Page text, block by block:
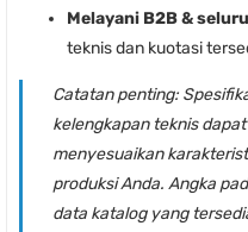
Melayani B2B &
teknis dan kuotasi
Catatan penting:
kelengkapan teknis
menyesuaikan
produksi Anda. Angka
data katalog yang